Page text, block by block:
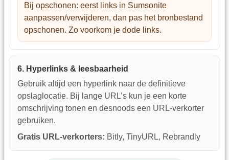
Bij opschonen: eerst links in Sumsonite
aanpassen/verwijderen, dan pas het bronbestand
opschonen. Zo voorkom je dode links.
6. Hyperlinks & leesbaarheid
Gebruik altijd een hyperlink naar de definitieve
opslaglocatie. Bij lange URL’s kun je een korte
omschrijving tonen en desnoods een URL-verkorter
gebruiken.
Gratis URL-verkorters: Bitly, TinyURL, Rebrandly